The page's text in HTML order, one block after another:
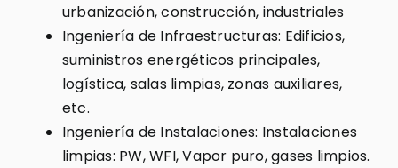
urbanización, construcción, industriales
Ingeniería de Infraestructuras: Edificios,
suministros energéticos principales,
logística, salas limpias, zonas auxiliares,
etc.
Ingeniería de Instalaciones: Instalaciones
limpias: PW, WFI, Vapor puro, gases limpios.